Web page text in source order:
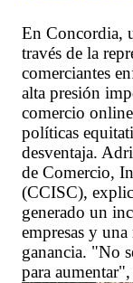
En Concordia,
través de la
comerciantes
alta presión
comercio
políticas
desventaja.
de Comercio,
(CCISC),
generado un
empresas y
ganancia. "No
para